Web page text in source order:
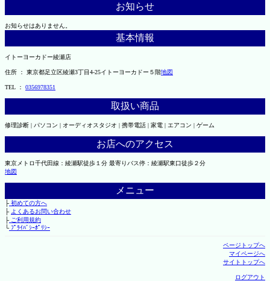
お知らせ
お知らせはありません。
基本情報
イトーヨーカドー綾瀬店
住所 ： 東京都足立区綾瀬3丁目4-25イトーヨーカドー５階地図
TEL ： 0356978351
取扱い商品
修理診断 | パソコン | オーディオスタジオ | 携帯電話 | 家電 | エアコン | ゲーム
お店へのアクセス
東京メトロ千代田線：綾瀬駅徒歩１分 最寄りバス停：綾瀬駅東口徒歩２分
地図
メニュー
├初めての方へ
├ よくあるお問い合わせ
├ご利用規約
└ﾌﾟﾗｲﾊﾞｼｰﾎﾟﾘｼｰ
ページトップへ
マイページへ
サイトトップへ
ログアウト